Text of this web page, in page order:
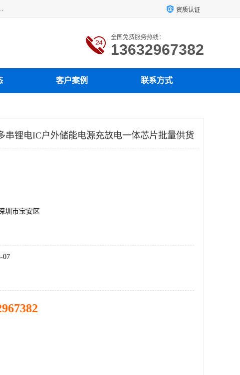
题，设计缺陷，EMC超量等问题，是一家以充电技术指导为核心的充电芯片销售公司。 资质认证
全国免费服务热线：
13632967382
客户案例 联系方式
串锂电IC户外储能电源充放电一体芯片批量供货
圳市宝安区
07